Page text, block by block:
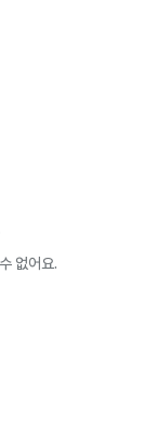
없어요.